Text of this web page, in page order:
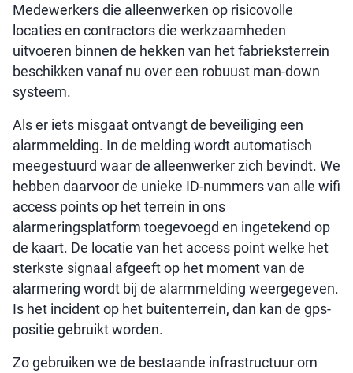
Medewerkers die alleenwerken op risicovolle
locaties en contractors die werkzaamheden
uitvoeren binnen de hekken van het fabrieksterrein
beschikken vanaf nu over een robuust man-down
systeem.
Als er iets misgaat ontvangt de beveiliging een
alarmmelding. In de melding wordt automatisch
meegestuurd waar de alleenwerker zich bevindt. We
hebben daarvoor de unieke ID-nummers van alle wifi
access points op het terrein in ons
alarmeringsplatform toegevoegd en ingetekend op
de kaart. De locatie van het access point welke het
sterkste signaal afgeeft op het moment van de
alarmering wordt bij de alarmmelding weergegeven.
Is het incident op het buitenterrein, dan kan de gps-
positie gebruikt worden.
Zo gebruiken we de bestaande infrastructuur om